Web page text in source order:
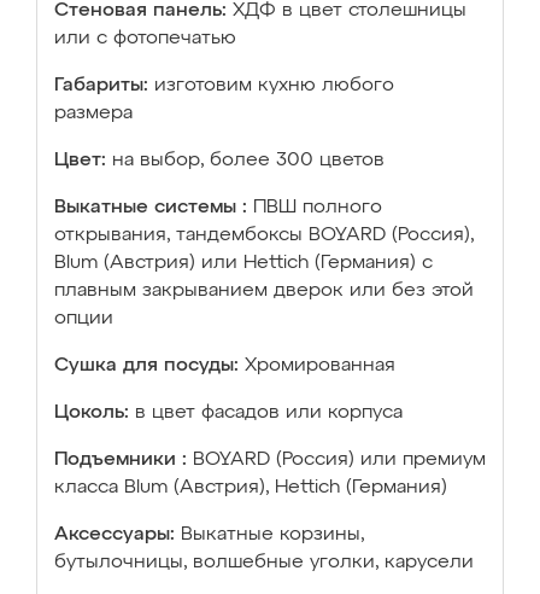
Стеновая панель: ХДФ в цвет столешницы
или с фотопечатью
Габариты: изготовим кухню любого
размера
Цвет: на выбор, более 300 цветов
Выкатные системы :
ПВШ полного
открывания, тандембоксы BOYARD (Россия),
Blum (Австрия) или Hettich (Германия) с
плавным закрыванием дверок или без этой
опции
Сушка для посуды: Хромированная
Цоколь: в цвет фасадов или корпуса
Подъемники : BOYARD (Россия) или премиум
класса Blum (Австрия), Hettich (Германия)
Аксессуары: Выкатные корзины,
бутылочницы, волшебные уголки, карусели